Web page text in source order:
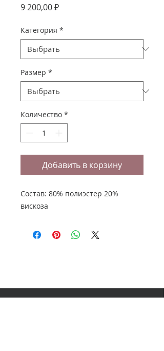
9 200,00 ₽Цена
Категория *
Размер *
Количество *
Добавить в корзину
Состав: 80% полиэстер 20%
вискоза